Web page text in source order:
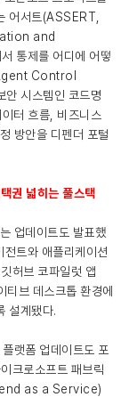
어서트(ASSERT,
and
통제를 어디에 어떻
Control
시스템인 코드명
터 흐름, 비즈니스
방안을 디펜더 포털
권 넓히는 풀스택
업데이트도 발표했
트와 애플리케이션
허브 코파일럿 앱
브 데스크톱 환경에
설계됐다.
랫폼 업데이트도 포
크로소프트 패브릭
as a Service)